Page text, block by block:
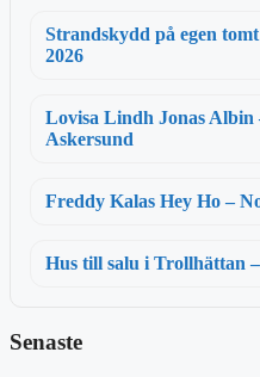
Strandskydd på egen
2026
Lovisa Lindh Jonas
Askersund
Freddy Kalas Hey Ho –
Hus till salu i Trollhättan
Senaste